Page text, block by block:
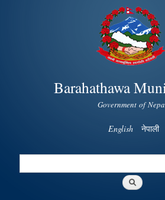
Skip to
main
content
Barahathawa
Government of
English नेपाली
Search